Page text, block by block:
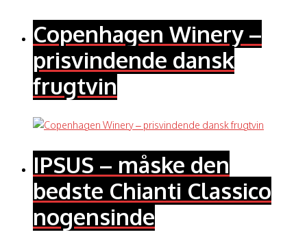
Copenhagen Winery –
prisvindende dansk
frugtvin
IPSUS – måske den
bedste Chianti Classico
nogensinde